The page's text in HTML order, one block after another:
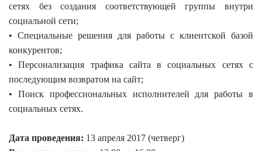
сетях без создания соответствующей группы внутри
социальной сети;
• Специальные решения для работы с клиентской базой
конкурентов;
• Персонализация трафика сайта в социальных сетях с
последующим возвратом на сайт;
• Поиск профессиональных исполнителей для работы в
социальных сетях.
Дата проведения: 13 апреля 2017 (четверг)